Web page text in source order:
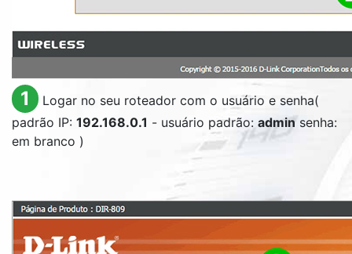
1
Logar no seu roteador com o usuário e senha(
padrão IP: 192.168.0.1 - usuário padrão: admin senha:
em branco )